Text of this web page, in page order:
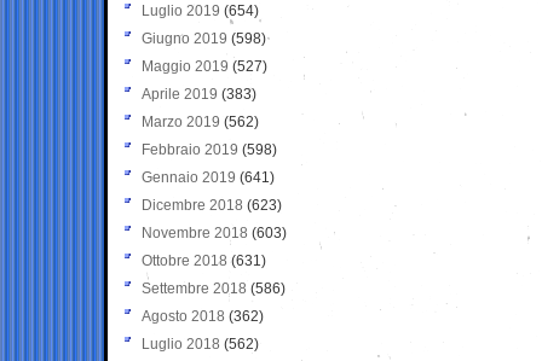
Luglio 2019 (654)
Giugno 2019 (598)
Maggio 2019 (527)
Aprile 2019 (383)
Marzo 2019 (562)
Febbraio 2019 (598)
Gennaio 2019 (641)
Dicembre 2018 (623)
Novembre 2018 (603)
Ottobre 2018 (631)
Settembre 2018 (586)
Agosto 2018 (362)
Luglio 2018 (562)